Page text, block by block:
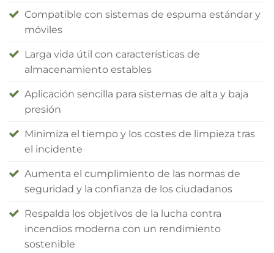
Compatible con sistemas de espuma estándar y
móviles
Larga vida útil con características de
almacenamiento estables
Aplicación sencilla para sistemas de alta y baja
presión
Minimiza el tiempo y los costes de limpieza tras
el incidente
Aumenta el cumplimiento de las normas de
seguridad y la confianza de los ciudadanos
Respalda los objetivos de la lucha contra
incendios moderna con un rendimiento
sostenible